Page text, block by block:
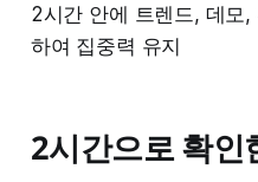
2시간 안에 트렌드, 데모
하여 집중력 유지
2시간으로 확